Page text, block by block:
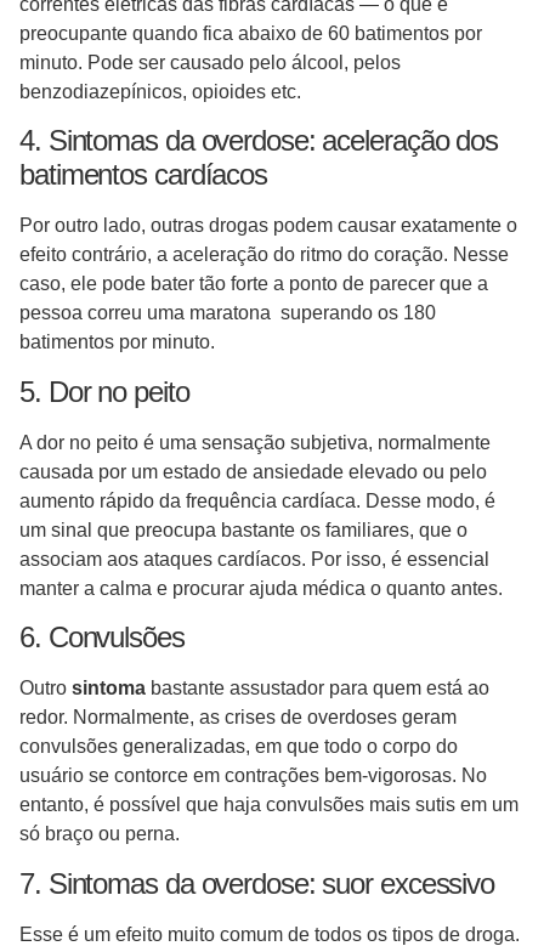
correntes elétricas das fibras cardíacas — o que é
preocupante quando fica abaixo de 60 batimentos por
minuto. Pode ser causado pelo álcool, pelos
benzodiazepínicos, opioides etc.
4. Sintomas da overdose: aceleração dos
batimentos cardíacos
Por outro lado, outras drogas podem causar exatamente o
efeito contrário, a aceleração do ritmo do coração. Nesse
caso, ele pode bater tão forte a ponto de parecer que a
pessoa correu uma maratona superando os 180
batimentos por minuto.
5. Dor no peito
A dor no peito é uma sensação subjetiva, normalmente
causada por um estado de ansiedade elevado ou pelo
aumento rápido da frequência cardíaca. Desse modo, é
um sinal que preocupa bastante os familiares, que o
associam aos ataques cardíacos. Por isso, é essencial
manter a calma e procurar ajuda médica o quanto antes.
6. Convulsões
Outro sintoma bastante assustador para quem está ao
redor. Normalmente, as crises de overdoses geram
convulsões generalizadas, em que todo o corpo do
usuário se contorce em contrações bem-vigorosas. No
entanto, é possível que haja convulsões mais sutis em um
só braço ou perna.
7. Sintomas da overdose: suor excessivo
Esse é um efeito muito comum de todos os tipos de droga.